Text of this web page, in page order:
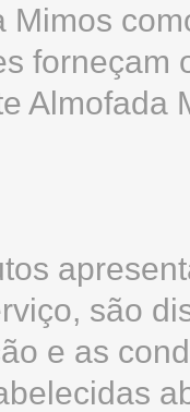
Mimos
forneçam
Almofada
são
e as